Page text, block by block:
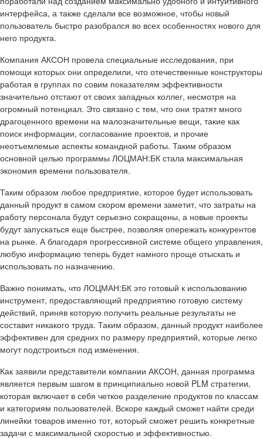
интерфейса, а также сделали все возможное, чтобы новый
пользователь быстро разобрался во всех особенностях нового для
него продукта.
Компания АКСОН провела специальные исследования, при
помощи которых они определили, что отечественные конструкторы
работая в группах по совим показателям эффективности
значительно отстают от своих западных коллег, несмотря на
огромный потенциал. Это связано с тем, что они тратят много
драгоценного времени на малозначительные вещи, такие как
поиск информации, согласование проектов, и прочие
неотъемлемые аспекты командной работы. Таким образом
основной целью программы ЛОЦМАН:БК стала максимальная
экономия времени пользователя.
Таким образом любое предприятие, которое будет использовать
данный продукт в самом скором времени заметит, что затраты на
работу персонала будут серьезно сокращены, а новые проекты
будут запускаться еще быстрее, позволяя опережать конкурентов
на рынке. А благодаря прогрессивной системе общего управления,
любую информацию теперь будет намного проще отыскать и
использовать по назначению.
Важно понимать, что ЛОЦМАН:БК это готовый к использованию
инструмент, предоставляющий предприятию готовую систему
действий, приняв которую получить реальные результаты не
составит никакого труда. Таким образом, данный продукт наиболее
эффективен для средних по размеру предприятий, которые легко
могут подстроиться под изменения.
Как заявили представители компании АКСОН, данная программа
является первым шагом в принципиально новой PLM стратегии,
которая включает в себя четкое разделение продуктов по классам
и категориям пользователей. Вскоре каждый сможет найти среди
линейки товаров именно тот, который сможет решить конкретные
задачи с максимальной скоростью и эффективностью.